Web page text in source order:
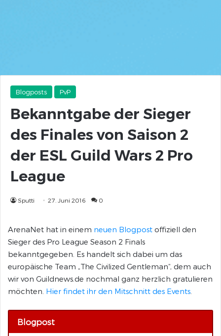
Blogposts PvP
Bekanntgabe der Sieger
des Finales von Saison 2
der ESL Guild Wars 2 Pro
League
Sputti 27. Juni 2016 0
ArenaNet hat in einem neuen Blogpost offiziell den
Sieger des Pro League Season 2 Finals
bekanntgegeben. Es handelt sich dabei um das
europäische Team „The Civilized Gentleman“, dem auch
wir von Guildnews.de nochmal ganz herzlich gratulieren
möchten. Hier findet ihr den Mitschnitt des Events
Blogpost